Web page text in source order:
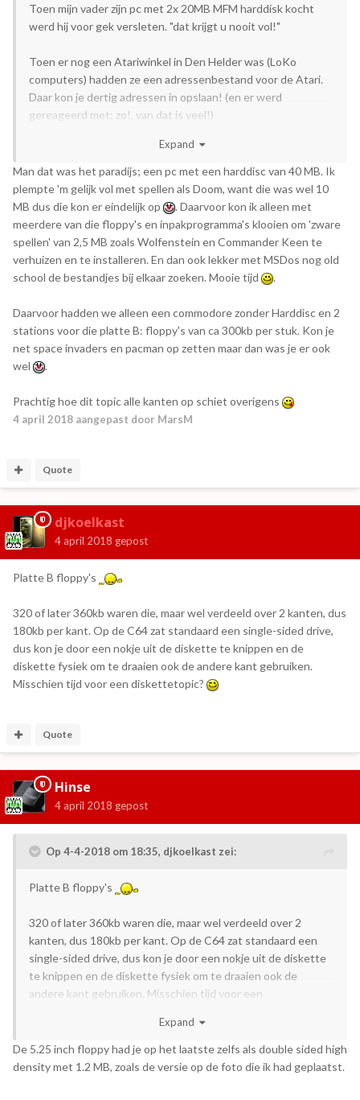
Toen mijn vader zijn pc met 2x 20MB MFM harddisk kocht
werd hij voor gek versleten. "dat krijgt u nooit vol!"
Toen er nog een Atariwinkel in Den Helder was (LoKo
computers) hadden ze een adressenbestand voor de Atari.
Daar kon je dertig adressen in opslaan! (en er werd
gereageerd met: zo!, van dat is veel!)
Waarom we ons er nu niet meer mee redden is nog veel meer
de vraag
Expand
Man dat was het paradijs; een pc met een harddisc van 40 MB. Ik
plempte 'm gelijk vol met spellen als Doom, want die was wel 10
MB dus die kon er eindelijk op
. Daarvoor kon ik alleen met
meerdere van die floppy's en inpakprogramma's klooien om 'zware
spellen' van 2,5 MB zoals Wolfenstein en Commander Keen te
verhuizen en te installeren. En dan ook lekker met MSDos nog old
school de bestandjes bij elkaar zoeken. Mooie tijd
.
Daarvoor hadden we alleen een commodore zonder Harddisc en 2
stations voor die platte B: floppy's van ca 300kb per stuk. Kon je
net space invaders en pacman op zetten maar dan was je er ook
wel
.
Prachtig hoe dit topic alle kanten op schiet overigens
4 april 2018 aangepast door MarsM
Quote
djkoelkast
4 april 2018 gepost
Platte B floppy's
320 of later 360kb waren die, maar wel verdeeld over 2 kanten, dus
180kb per kant. Op de C64 zat standaard een single-sided drive,
dus kon je door een nokje uit de diskette te knippen en de
diskette fysiek om te draaien ook de andere kant gebruiken.
Misschien tijd voor een diskettetopic?
Quote
Hinse
4 april 2018 gepost
Op 4-4-2018 om 18:35, djkoelkast zei:
Platte B floppy's
320 of later 360kb waren die, maar wel verdeeld over 2
kanten, dus 180kb per kant. Op de C64 zat standaard een
single-sided drive, dus kon je door een nokje uit de diskette
te knippen en de diskette fysiek om te draaien ook de
andere kant gebruiken. Misschien tijd voor een
Expand
De 5.25 inch floppy had je op het laatste zelfs als double sided high
density met 1.2 MB, zoals de versie op de foto die ik had geplaatst.